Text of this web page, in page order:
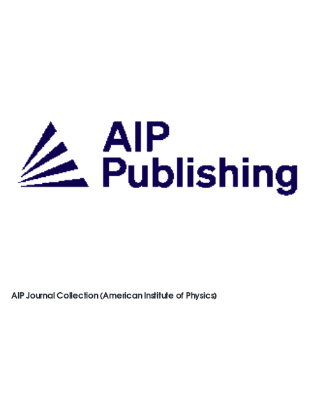
AIP Journal Collection (American Institute of Physics)